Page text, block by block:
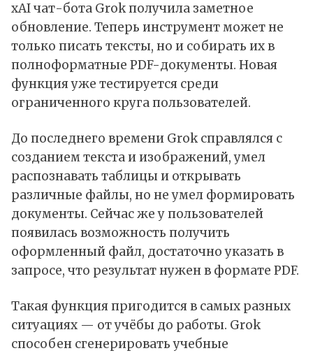
xAI чат-бота Grok получила заметное
обновление. Теперь инструмент может не
только писать тексты, но и собирать их в
полноформатные PDF-документы. Новая
функция уже тестируется среди
ограниченного круга пользователей.
До последнего времени Grokсправлялся с
созданием текста и изображений, умел
распознавать таблицы и открывать
различные файлы, но не умел формировать
документы. Сейчас же у пользователей
появилась возможность получить
оформленный файл, достаточно указать в
запросе, что результат нужен в формате PDF.
Такая функция пригодится в самых разных
ситуациях — от учёбы до работы. Grok
способен сгенерировать учебные